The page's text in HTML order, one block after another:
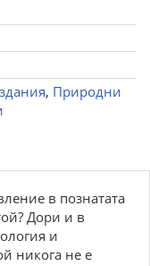
, Природни
в познатата
Дори и в
и
никога не е